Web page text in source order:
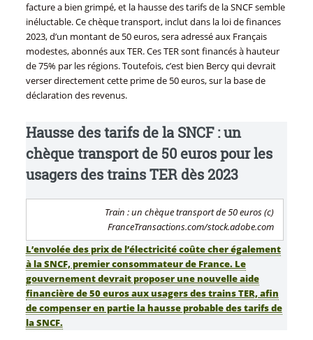
facture a bien grimpé, et la hausse des tarifs de la SNCF semble
inéluctable. Ce chèque transport, inclut dans la loi de finances
2023, d’un montant de 50 euros, sera adressé aux Français
modestes, abonnés aux TER. Ces TER sont financés à hauteur
de 75% par les régions. Toutefois, c’est bien Bercy qui devrait
verser directement cette prime de 50 euros, sur la base de
déclaration des revenus.
Hausse des tarifs de la SNCF : un
chèque transport de 50 euros pour les
usagers des trains TER dès 2023
Train : un chèque transport de 50 euros (c)
FranceTransactions.com/stock.adobe.com
L’envolée des prix de l’électricité coûte cher également
à la SNCF, premier consommateur de France. Le
gouvernement devrait proposer une nouvelle aide
financière de 50 euros aux usagers des trains TER, afin
de compenser en partie la hausse probable des tarifs de
la SNCF.